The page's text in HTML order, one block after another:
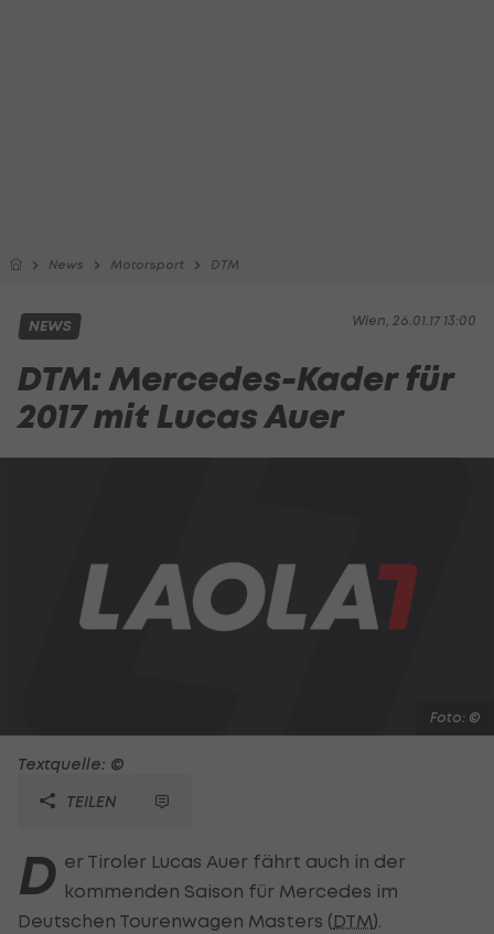
News Motorsport DTM
Wien, 26.01.17 13:00
NEWS
DTM: Mercedes-Kader für
2017 mit Lucas Auer
Foto: ©
Textquelle: ©
TEILEN
D er Tiroler Lucas Auer fährt auch in der
kommenden Saison für Mercedes im
Deutschen Tourenwagen Masters (DTM).